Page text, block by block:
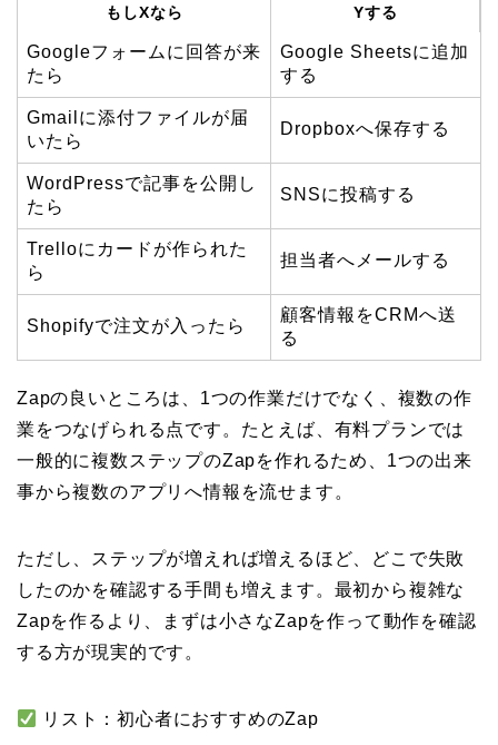
もしXなら Yする
Googleフォームに回答が来
たら
Google Sheetsに追加
する
Gmailに添付ファイルが届
いたら
Dropboxへ保存する
WordPressで記事を公開し
たら
SNSに投稿する
Trelloにカードが作られた
ら
担当者へメールする
Shopifyで注文が入ったら
顧客情報をCRMへ送
る
Zapの良いところは、1つの作業だけでなく、複数の作
業をつなげられる点です。たとえば、有料プランでは
一般的に複数ステップのZapを作れるため、1つの出来
事から複数のアプリへ情報を流せます。
ただし、ステップが増えれば増えるほど、どこで失敗
したのかを確認する手間も増えます。最初から複雑な
Zapを作るより、まずは小さなZapを作って動作を確認
する方が現実的です。
リスト：初心者におすすめのZap